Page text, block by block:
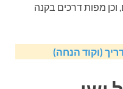
וכן מפות דרכים בקנה
(וקוד הנחה)